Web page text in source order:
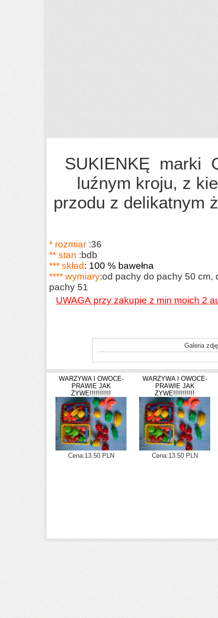
SUKIENKĘ marki
luźnym kroju, z
przodu z delikatnym
* rozmiar :36
** stan :bdb
*** skład: 100 % bawełna
**** wymiary:od pachy do pachy 50 cm,
pachy 51
UWAGA przy zakupie z min moich 2
Galeria
WARZYWA I OWOCE-
PRAWIE JAK
ŻYWE!!!!!!!!!!!
Cena:13.50 PLN
WARZYWA I OWOCE-
PRAWIE JAK
ŻYWE!!!!!!!!!!!
Cena:13.50 PLN